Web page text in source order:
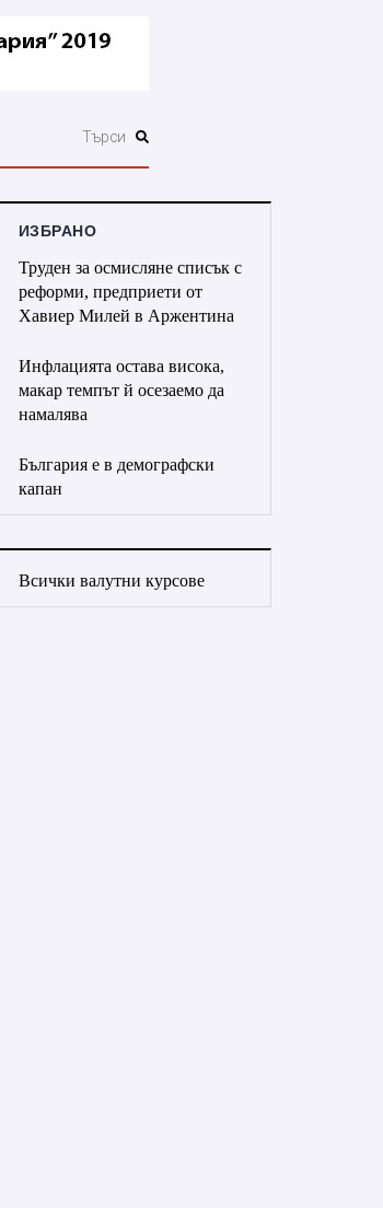
ИЗБРАНО
Труден за осмисляне списък с
реформи, предприети от
Хавиер Милей в Аржентина
Инфлацията остава висока,
макар темпът й осезаемо да
намалява
България е в демографски
капан
Всички валутни курсове